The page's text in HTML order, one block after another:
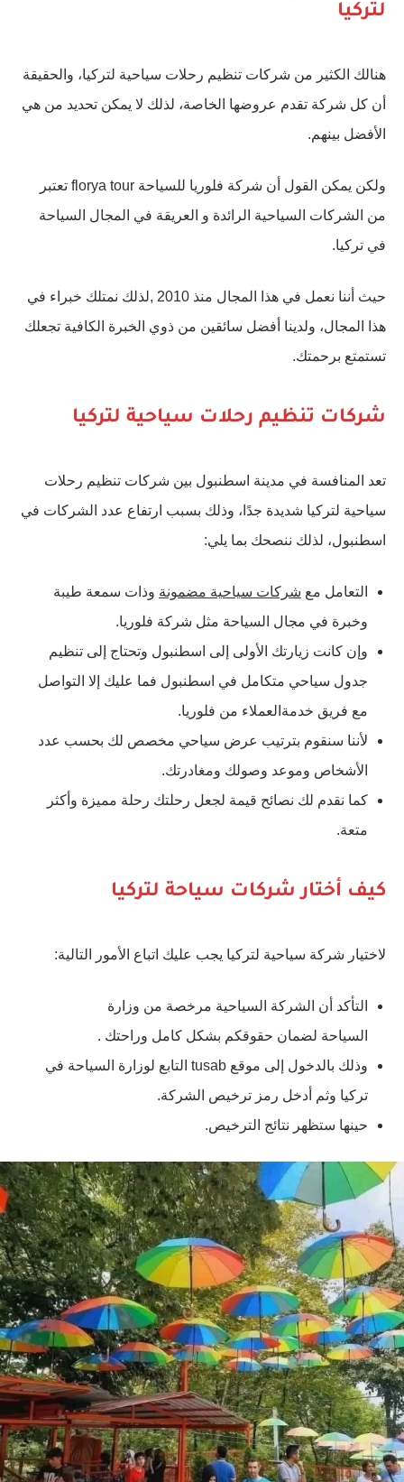
لتركيا
هنالك الكثير من شركات تنظيم رحلات سياحية لتركيا، والحقيقة
أن كل شركة تقدم عروضها الخاصة، لذلك لا يمكن تحديد من هي
الأفضل بينهم.
ولكن يمكن القول أن شركة فلوريا للسياحة florya tour تعتبر
من الشركات السياحية الرائدة و العريقة في المجال السياحة
في تركيا.
حيث أننا نعمل في هذا المجال منذ 2010 ,لذلك نمتلك خبراء في
هذا المجال، ولدينا أفضل سائقين من ذوي الخبرة الكافية تجعلك
تستمتع برحمتك.
شركات تنظيم رحلات سياحية لتركيا
تعد المنافسة في مدينة اسطنبول بين شركات تنظيم رحلات
سياحية لتركيا شديدة جدًا، وذلك بسبب ارتفاع عدد الشركات في
اسطنبول، لذلك ننصحك بما يلي:
التعامل مع شركات سياحية مضمونة وذات سمعة طيبة
وخبرة في مجال السياحة مثل شركة فلوريا.
وإن كانت زيارتك الأولى إلى اسطنبول وتحتاج إلى تنظيم
جدول سياحي متكامل في اسطنبول فما عليك إلا التواصل
مع فريق خدمةالعملاء من فلوريا.
لأننا سنقوم بترتيب عرض سياحي مخصص لك بحسب عدد
الأشخاص وموعد وصولك ومغادرتك.
كما نقدم لك نصائح قيمة لجعل رحلتك رحلة مميزة وأكثر
متعة.
كيف أختار شركات سياحة لتركيا
لاختيار شركة سياحية لتركيا يجب عليك اتباع الأمور التالية:
التأكد أن الشركة السياحية مرخصة من وزارة
السياحة لضمان حقوقكم بشكل كامل وراحتك .
وذلك بالدخول إلى موقع tusab التابع لوزارة السياحة في
تركيا وثم أدخل رمز ترخيص الشركة.
حينها ستظهر نتائج الترخيص.